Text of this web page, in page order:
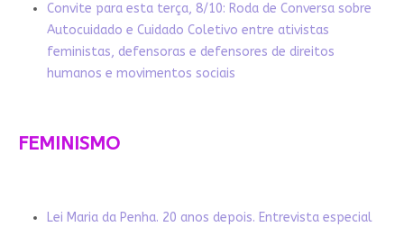
Convite para esta terça, 8/10: Roda de Conversa sobre
Autocuidado e Cuidado Coletivo entre ativistas
feministas, defensoras e defensores de direitos
humanos e movimentos sociais
FEMINISMO
Lei Maria da Penha. 20 anos depois. Entrevista especial